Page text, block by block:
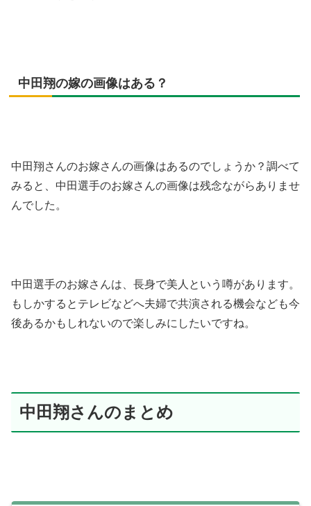
中田翔の嫁の画像はある？
中田翔さんのお嫁さんの画像はあるのでしょうか？調べて
みると、中田選手のお嫁さんの画像は残念ながらありませ
んでした。
中田選手のお嫁さんは、長身で美人という噂があります。
もしかするとテレビなどへ夫婦で共演される機会なども今
後あるかもしれないので楽しみにしたいですね。
中田翔さんのまとめ